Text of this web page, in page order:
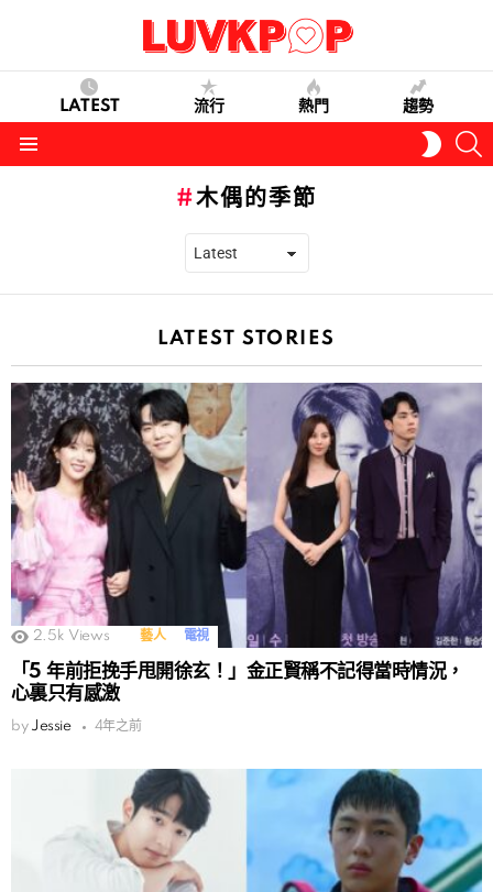
LATEST 流行 熱門 趨勢
SKIN
木偶的季節
LATEST STORIES
2.5k Views 藝人 電視
「5 年前拒挽手甩開徐玄！」金正賢稱不記得當時情況，
心裏只有感激
by Jessie 4年之前